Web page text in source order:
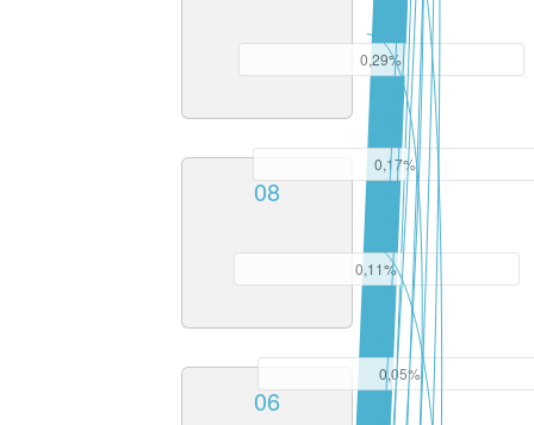
08
06
0,29%
0,17%
0,11%
0,05%